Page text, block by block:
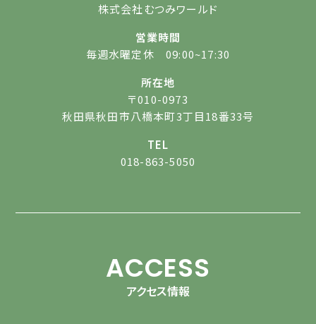
株式会社むつみワールド
営業時間
毎週水曜定休 09:00~17:30
所在地
〒010-0973
秋田県秋田市八橋本町3丁目18番33号
TEL
018-863-5050
ACCESS
アクセス情報